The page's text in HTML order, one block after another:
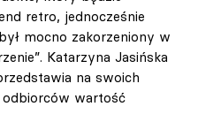
retro, jednocześnie
mocno zakorzeniony w
Katarzyna Jasińska
na swoich
odbiorców wartość